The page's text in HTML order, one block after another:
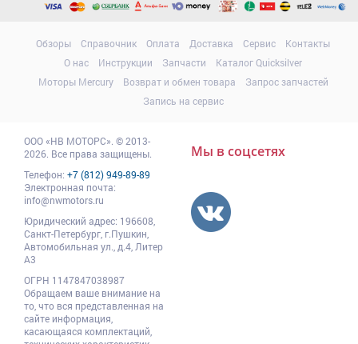
Обзоры Справочник Оплата Доставка Сервис
Контакты
О нас
Инструкции Запчасти
Каталог Quicksilver
Моторы Mercury
Возврат и обмен товара
Запрос запчастей
Запись на сервис
ООО«НВ МОТОРС». © 2013-
2026. Все права защищены.
Телефон: +7 (812) 949-89-89
Электронная почта:
info@nwmotors.ru
Юридический адрес: 196608,
Санкт-Петербург, г.Пушкин,
Автомобильная ул., д.4, Литер
А3
ОГРН 1147847038987
Обращаем ваше внимание на
то, что вся представленная на
сайте информация,
касающаяся комплектаций,
Мы в соцсетях